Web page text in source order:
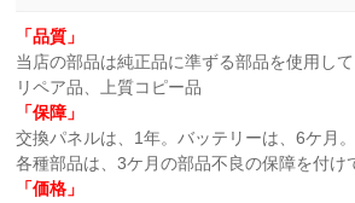
「品質」
当店の部品は純正品に準ずる部品を使用して
リペア品、上質コピー品
「保障」
交換パネルは、1年。バッテリーは、6ケ月。
各種部品は、3ケ月の部品不良の保障を付け
「価格」